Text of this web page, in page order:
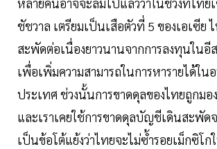
ชัชวาล เตรียมเป็นเสือตัวที่ 5 ของเอเซีย
สะพัดต่อเนื่องยาวนานจากการลงทุนในอี
เพื่อเพิ่มความสามารถในการหารายได้ใน
ประเทศ ช่วงนั้นการขาดดุลของไทยถูกมอ
และเราเคยใช้การขาดดุลบัญชีเดินสะพัด
เป็นข้อโต้แย้งว่าไทยจะไม่ซ้ำรอยเม็กซิโ